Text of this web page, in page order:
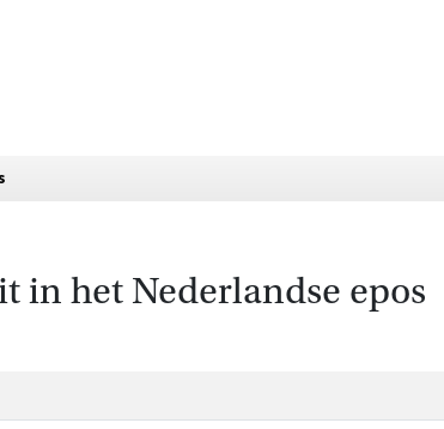
in het Nederlandse epos